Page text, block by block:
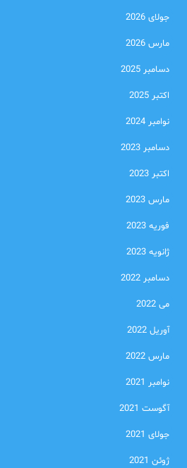
جولای 2026
مارس 2026
دسامبر 2025
اکتبر 2025
نوامبر 2024
دسامبر 2023
اکتبر 2023
مارس 2023
فوریه 2023
ژانویه 2023
دسامبر 2022
می 2022
آوریل 2022
مارس 2022
نوامبر 2021
آگوست 2021
جولای 2021
ژوئن 2021